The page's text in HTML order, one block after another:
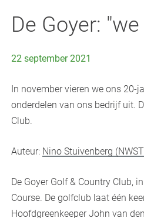
De Goyer:
22 september 2021
In november vieren we ons 20-
onderdelen van ons bedrijf uit.
Club.
Auteur: Nino Stuivenberg
De Goyer Golf & Country Club,
Course. De golfclub laat één
Hoofdgreenkeeper John van